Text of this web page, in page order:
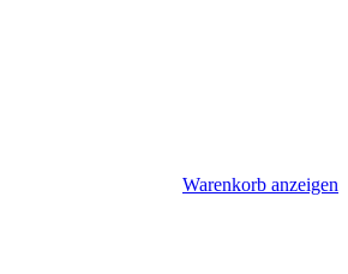
Warenkorb anzeigen